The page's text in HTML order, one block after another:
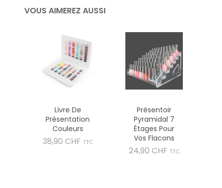
VOUS AIMEREZ AUSSI
Livre De
Présentation
Couleurs
38,90 CHF Prix
TTC
Présentoir
Pyramidal 7
Étages Pour
Vos Flacons
24,90 CHF Prix
TTC